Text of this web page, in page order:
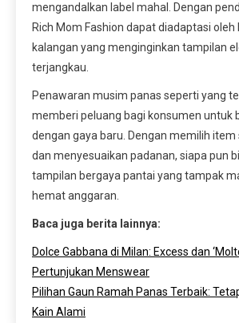
mengandalkan label mahal. Dengan
Rich Mom Fashion dapat diadaptasi oleh
kalangan yang menginginkan tampilan
terjangkau.
Penawaran musim panas seperti yang
memberi peluang bagi konsumen untuk
dengan gaya baru. Dengan memilih
dan menyesuaikan padanan, siapa pun
tampilan bergaya pantai yang tampak
hemat anggaran.
Baca juga berita lainnya:
Dolce Gabbana di Milan: Excess dan
Pertunjukan Menswear
Pilihan Gaun Ramah Panas Terbaik:
Kain Alami